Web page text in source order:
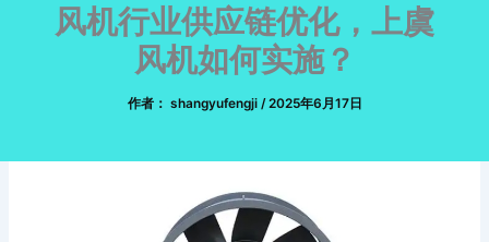
风机行业供应链优化，上虞
风机如何实施？
作者： shangyufengji /2025年6月17日